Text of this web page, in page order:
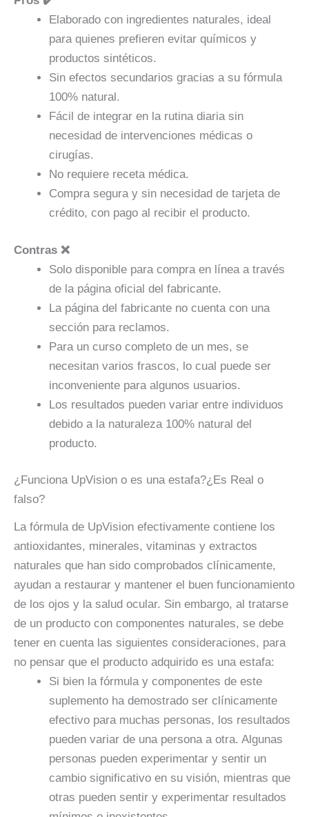
Elaborado con ingredientes naturales, ideal
para quienes prefieren evitar químicos y
productos sintéticos.
Sin efectos secundarios gracias a su fórmula
100% natural.
Fácil de integrar en la rutina diaria sin
necesidad de intervenciones médicas o
cirugías.
No requiere receta médica.
Compra segura y sin necesidad de tarjeta de
crédito, con pago al recibir el producto.
Contras ❌
Solo disponible para compra en línea a través
de la página oficial del fabricante.
La página del fabricante no cuenta con una
sección para reclamos.
Para un curso completo de un mes, se
necesitan varios frascos, lo cual puede ser
inconveniente para algunos usuarios.
Los resultados pueden variar entre individuos
debido a la naturaleza 100% natural del
producto.
¿Funciona UpVision o es una estafa?¿Es Real o
falso?
La fórmula de UpVision efectivamente contiene los
antioxidantes, minerales, vitaminas y extractos
naturales que han sido comprobados clínicamente,
ayudan a restaurar y mantener el buen funcionamiento
de los ojos y la salud ocular. Sin embargo, al tratarse
de un producto con componentes naturales, se debe
tener en cuenta las siguientes consideraciones, para
no pensar que el producto adquirido es una estafa:
Si bien la fórmula y componentes de este
suplemento ha demostrado ser clínicamente
efectivo para muchas personas, los resultados
pueden variar de una persona a otra. Algunas
personas pueden experimentar y sentir un
cambio significativo en su visión, mientras que
otras pueden sentir y experimentar resultados